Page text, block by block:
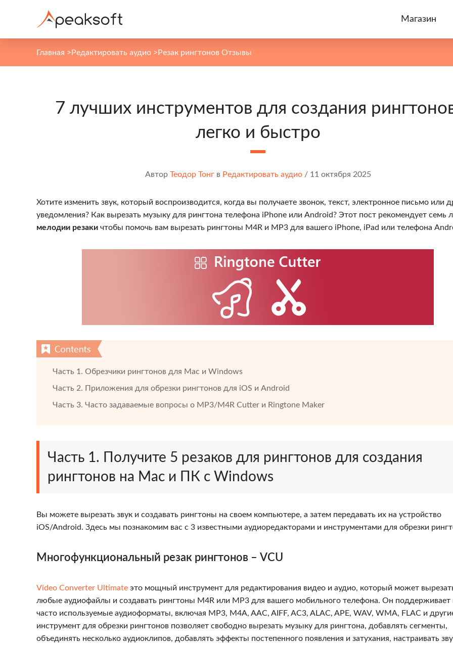
Магазин
Главная >Редактировать аудио >Резак рингтонов Отзывы
7 лучших инструментов для создания
легко и быстро
Автор Теодор Тонгв Редактировать аудио/ 11 октября 2025
Хотите изменить звук, который воспроизводится, когда вы получаете звонок, текст, электронное письмо или
уведомления? Как вырезать музыку для рингтона телефона iPhone или Android? Этот пост рекомендует семь
мелодии резаки чтобы помочь вам вырезать рингтоны M4R и MP3 для вашего iPhone, iPad или телефона
Часть 1. Обрезчики рингтонов для Mac и Windows
Часть 2. Приложения для обрезки рингтонов для iOS и Android
Часть 3. Часто задаваемые вопросы о MP3/M4R Cutter и Ringtone Maker
Часть 1. Получите 5 резаков для рингтонов для создания
рингтонов на Mac и ПК с Windows
Вы можете вырезать звук и создавать рингтоны на своем компьютере, а затем передавать их на устройство
iOS/Android. Здесь мы познакомим вас с 3 известными аудиоредакторами и инструментами для обрезки
Многофункциональный резак рингтонов – VCU
Video Converter Ultimate это мощный инструмент для редактирования видео и аудио, который может
любые аудиофайлы и создавать рингтоны M4R или MP3 для вашего мобильного телефона. Он поддерживает
часто используемые аудиоформаты, включая MP3, M4A, AAC, AIFF, AC3, ALAC, APE, WAV, WMA, FLAC и
инструмент для обрезки рингтонов позволяет свободно вырезать музыку для рингтона, добавлять сегменты,
объединять несколько аудиоклипов, добавлять эффекты постепенного появления и затухания, настраивать